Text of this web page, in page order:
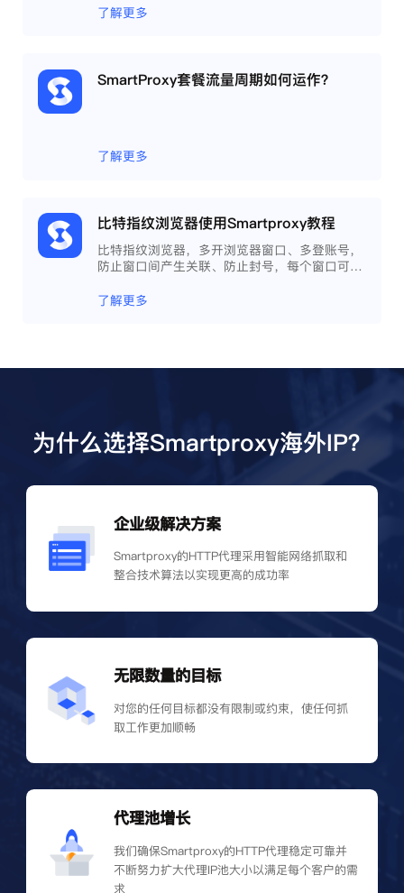
程，开发网络自动化等。
了解更多
SmartProxy套餐流量周期如何运作？
了解更多
比特指纹浏览器使用Smartproxy教程
比特指纹浏览器，多开浏览器窗口、多登账号，
防止窗口间产生关联、防止封号，每个窗口可以
相互间完全环境独立、隔离，避免关联封号。
了解更多
为什么选择Smartproxy海外IP？
企业级解决方案
Smartproxy的HTTP代理采用智能网络抓取和
整合技术算法以实现更高的成功率
无限数量的目标
对您的任何目标都没有限制或约束，使任何抓
取工作更加顺畅
代理池增长
我们确保Smartproxy的HTTP代理稳定可靠并
不断努力扩大代理IP池大小以满足每个客户的需
求